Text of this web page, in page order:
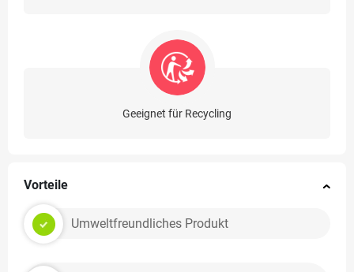
Geeignet für Recycling
Vorteile
Umweltfreundliches Produkt